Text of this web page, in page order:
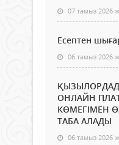
07 тамыз 2026 ж.
Есептен
06 тамыз 2026 ж.
ОНЛАЙН
КӨМЕГІМЕН
ТАБА АЛАДЫ
06 тамыз 2026 ж.